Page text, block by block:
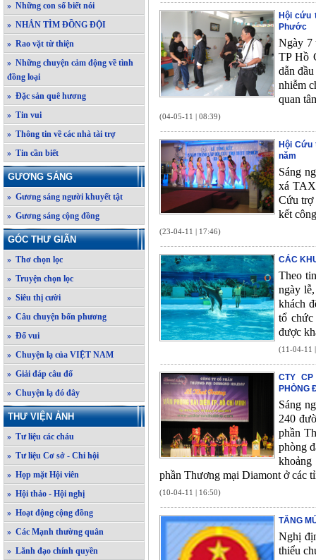
» Những con số biết nói
» NHẮN TÌM ĐỒNG ĐỘI
» Rao vặt từ thiện
» Những chuyện cảm động về tình
đồng loại
» Đặc sản quê hương
» Tin vui
» Thông tin về các nhà tài trợ
» Tin cần biết
GƯƠNG SÁNG
» Gương sáng người khuyết tật
» Gương sáng cộng đồng
GÓC THƯ GIÃN
» Thơ chọn lọc
» Truyện chọn lọc
» Siêu thị cười
» Câu chuyện bốn phương
» Đố vui
» Chuyện lạ của VIỆT NAM
» Giải đáp câu đố
» Chuyện lạ đó đây
THƯ VIỆN ẢNH
» Tư liệu các cháu
» Tư liệu Cơ sở - Chi hội
» Họp mặt Hội viên
» Hội thảo - Hội nghị
» Hoạt động cộng đồng
» Các Mạnh thường quân
» Lãnh đạo chính quyền
Hội cứu
Phước
Ngày 7
TP Hồ
dẫn
nhiễm
quan
(04-05-11 | 08:39)
Hội Cứu
năm
Sáng
xá
Cứu trợ
kết
(23-04-11 | 17:46)
CÁC
Theo
ngày
khách
tổ chức
được
(11-04-11
CTY CP
PHÒNG
Sáng
240
phần
phòng
phần Thương mại Diamont ở các
(10-04-11 | 16:50)
TĂNG
Nghị
thiểu